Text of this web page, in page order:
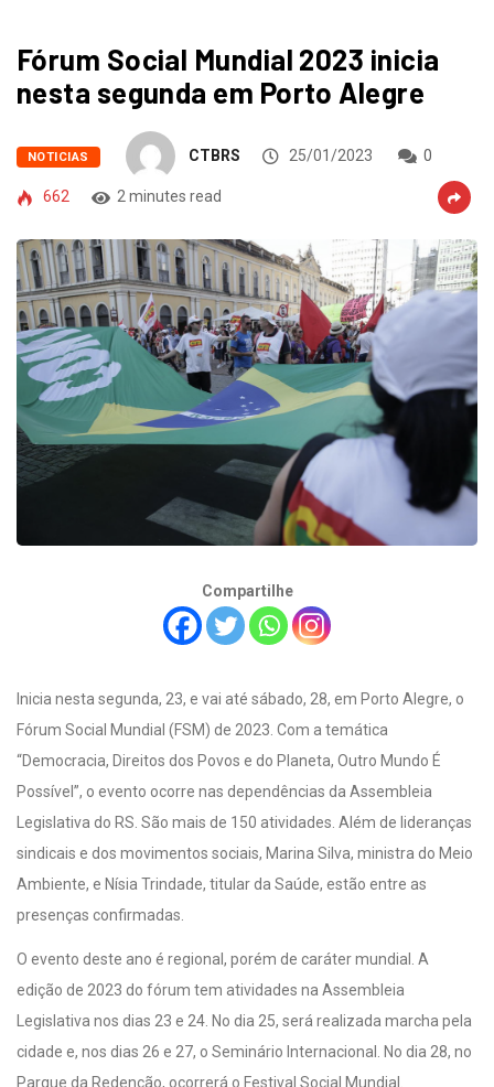
Fórum Social Mundial 2023 inicia
nesta segunda em Porto Alegre
NOTICIAS CTBRS 25/01/2023 0
662 2 minutes read
Compartilhe
Inicia nesta segunda, 23, e vai até sábado, 28, em Porto Alegre, o
Fórum Social Mundial (FSM) de 2023. Com a temática
“Democracia, Direitos dos Povos e do Planeta, Outro Mundo É
Possível”, o evento ocorre nas dependências da Assembleia
Legislativa do RS. São mais de 150 atividades. Além de lideranças
sindicais e dos movimentos sociais, Marina Silva, ministra do Meio
Ambiente, e Nísia Trindade, titular da Saúde, estão entre as
presenças confirmadas.
O evento deste ano é regional, porém de caráter mundial. A
edição de 2023 do fórum tem atividades na Assembleia
Legislativa nos dias 23 e 24. No dia 25, será realizada marcha pela
cidade e, nos dias 26 e 27, o Seminário Internacional. No dia 28, no
Parque da Redenção, ocorrerá o Festival Social Mundial.